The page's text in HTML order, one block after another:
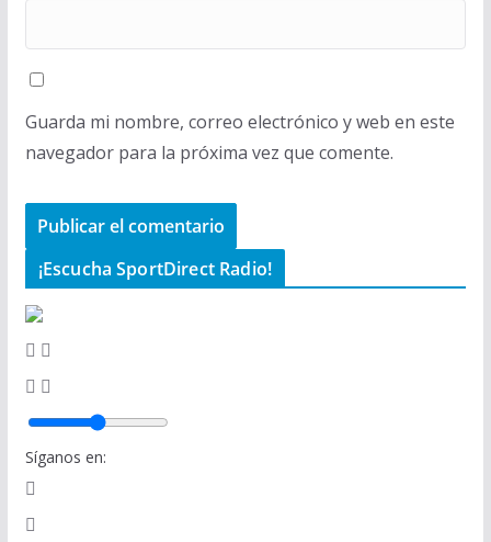
Guarda mi nombre, correo electrónico y web en este
navegador para la próxima vez que comente.
¡Escucha SportDirect Radio!
Síganos en: